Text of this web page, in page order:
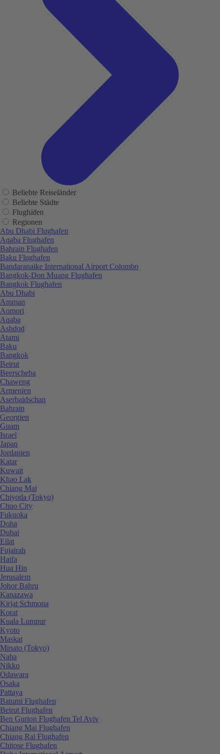
Beliebte Reiseländer
Beliebte Städte
Flughäfen
Regionen
Abu Dhabi Flughafen
Aqaba Flughafen
Bahrain Flughafen
Baku Flughafen
Bandaranaike International Airport Colombo
Bangkok-Don Muang Flughafen
Bangkok Flughafen
Abu Dhabi
Amman
Aomori
Aqaba
Ashdod
Atami
Baku
Bangkok
Beirut
Beerscheba
Chaweng
Armenien
Aserbaidschan
Bahrain
Georgien
Guam
Israel
Japan
Jordanien
Katar
Kuwait
Khao Lak
Chiang Mai
Chiyoda (Tokyo)
Chuo City
Fukuoka
Doha
Dubai
Eilat
Fujairah
Haifa
Hua Hin
Jerusalem
Johor Bahru
Kanazawa
Kirjat Schmona
Korat
Kuala Lumpur
Kyoto
Maskat
Minato (Tokyo)
Naha
Nikko
Odawara
Osaka
Pattaya
Batumi Flughafen
Beirut Flughafen
Ben Gurion Flughafen Tel Aviv
Chiang Mai Flughafen
Chiang Rai Flughafen
Chitose Flughafen